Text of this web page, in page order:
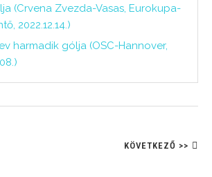
(Crvena Zvezda-Vasas, Eurokupa-
2022.12.14.)
harmadik gólja (OSC-Hannover,
KÖVETKEZŐ >>